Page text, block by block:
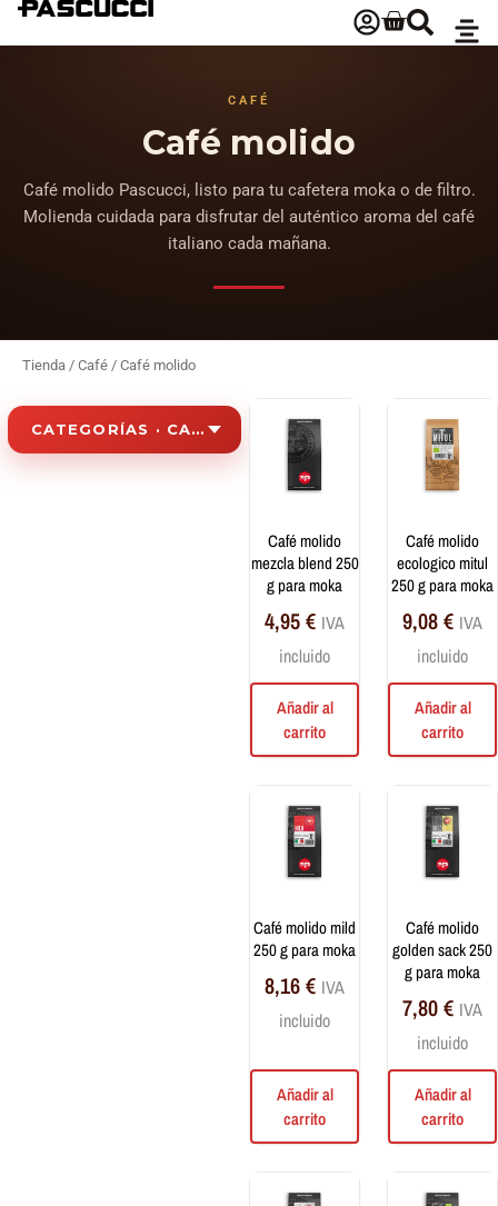
CAFÉ
Café molido
Café molido Pascucci, listo para tu cafetera moka o de filtro.
Molienda cuidada para disfrutar del auténtico aroma del café
italiano cada mañana.
Tienda / Café / Café molido
CATEGORÍAS · CAFÉ MOLIDO
café molido
mezcla blend 250
g para moka
4,95€ IVA
incluido
Añadir al
carrito
café molido
ecologico mitul
250 g para moka
9,08€ IVA
incluido
Añadir al
carrito
café molido mild
250 g para moka
8,16€ IVA
incluido
Añadir al
carrito
café molido
golden sack 250
g para moka
7,80€ IVA
incluido
Añadir al
carrito